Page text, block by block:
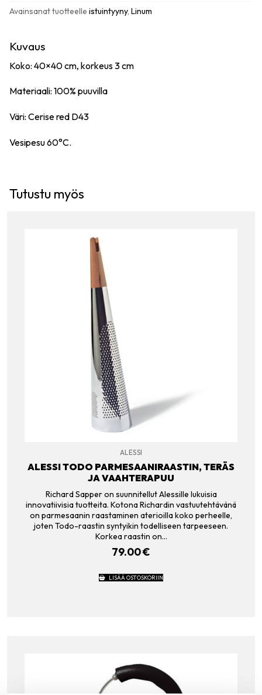
Avainsanat tuotteelle istuintyyny, Linum
Kuvaus
Koko: 40×40 cm, korkeus 3 cm
Materiaali: 100% puuvilla
Väri: Cerise red D43
Vesipesu 60°C.
Tutustu myös
ALESSI
ALESSI TODO PARMESAANIRAASTIN, TERÄS
JA VAAHTERAPUU
Richard Sapper on suunnitellut Alessille lukuisia
innovatiivisia tuotteita. Kotona Richardin vastuutehtävänä
on parmesaanin raastaminen aterioilla koko perheelle,
joten Todo-raastin syntyikin todelliseen tarpeeseen.
Korkea raastin on…
79.00€
LISÄÄ OSTOSKORIIN